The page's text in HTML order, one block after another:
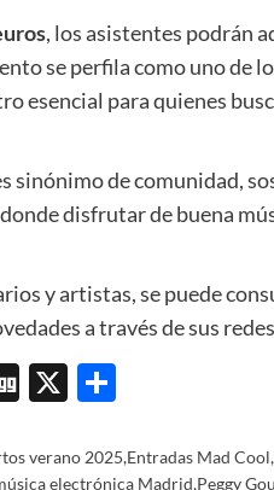
, los asistentes podrán
se perfila como uno de
esencial para quienes
sinónimo de comunidad,
disfrutar de buena
y artistas, se puede
a través de sus
Digg
X
verano 2025,Entradas Mad Cool,
electrónica Madrid,Peggy Gou